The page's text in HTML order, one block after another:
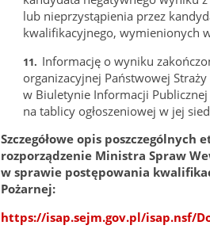
lub nieprzystąpienia przez
kwalifikacyjnego, wymienionych
11. Informację o wyniku
organizacyjnej Państwowej
w Biuletynie Informacji
na tablicy ogłoszeniowej w jej
Szczegółowe opis
rozporządzenie Ministra Spraw
w sprawie postępowania
Pożarnej:
https://isap.sejm.gov.pl/isap.nsf/